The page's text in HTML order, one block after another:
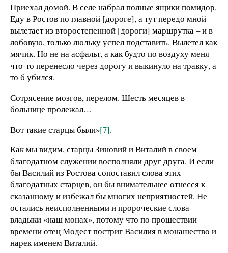
Приехал домой. В селе набрал полные ящики помидор.
Еду в Ростов по главной [дороге], а тут передо мной
вылетает из второстепенной [дороги] маршрутка – и в
лобовую, только люльку успел подставить. Вылетел как
мячик. Но не на асфальт, а как будто по воздуху меня
что-то перенесло через дорогу и выкинуло на травку, а
то б убился.
Сотрясение мозгов, перелом. Шесть месяцев в
больнице пролежал…
Вот такие старцы были»[7].
Как мы видим, старцы Зиновий и Виталий в своем
благодатном служении восполняли друг друга. И если
бы Василий из Ростова сопоставил слова этих
благодатных старцев, он бы внимательнее отнесся к
сказанному и избежал бы многих неприятностей. Не
остались неисполненными и пророческие слова
владыки «наш монах», потому что по прошествии
времени отец Модест постриг Василия в монашество и
нарек именем Виталий.